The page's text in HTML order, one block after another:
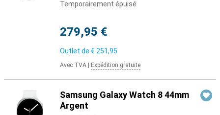
Temporairement épuisé
279,95 €
Outlet de € 251,95
Avec TVA Expédition gratuite
Samsung Galaxy Watch 8 44mm
Argent